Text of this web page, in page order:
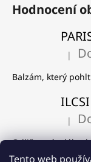
Tento web
Hodnocení
|
Balzám, který
|
Odličovací mléko,